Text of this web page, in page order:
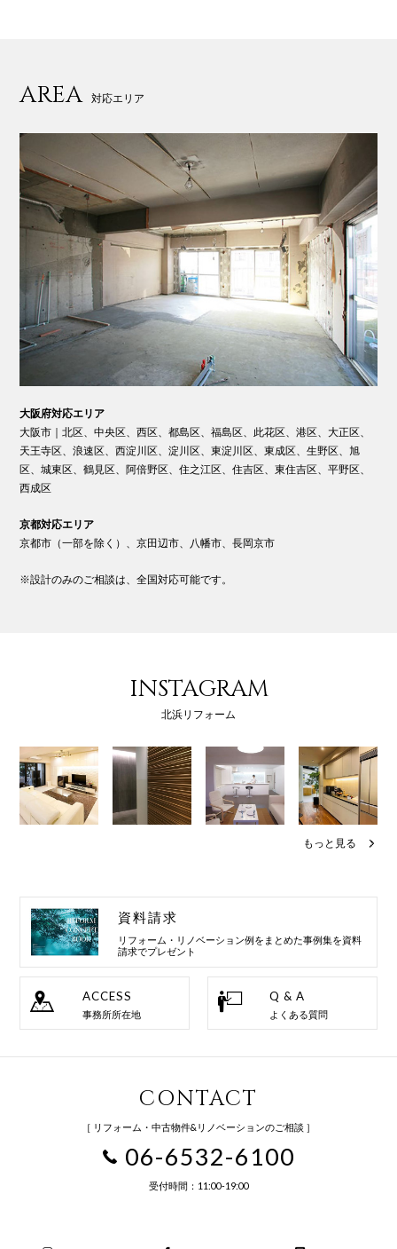
AREA 対応エリア
大阪府対応エリア
大阪市｜北区、中央区、西区、都島区、福島区、此花区、港区、大正区、
天王寺区、浪速区、西淀川区、淀川区、東淀川区、東成区、生野区、旭
区、城東区、鶴見区、阿倍野区、住之江区、住吉区、東住吉区、平野区、
西成区
京都対応エリア
京都市（一部を除く）、京田辺市、八幡市、長岡京市
※設計のみのご相談は、全国対応可能です。
INSTAGRAM
北浜リフォーム
もっと見る
資料請求
リフォーム・リノベーション例を まとめた事例集を資料
請求でプレゼント
ACCESS
事務所所在地
Q & A
よくある質問
CONTACT
［ リフォーム・中古物件&リノベーションのご相談 ］
06-6532-6100
受付時間：11:00-19:00